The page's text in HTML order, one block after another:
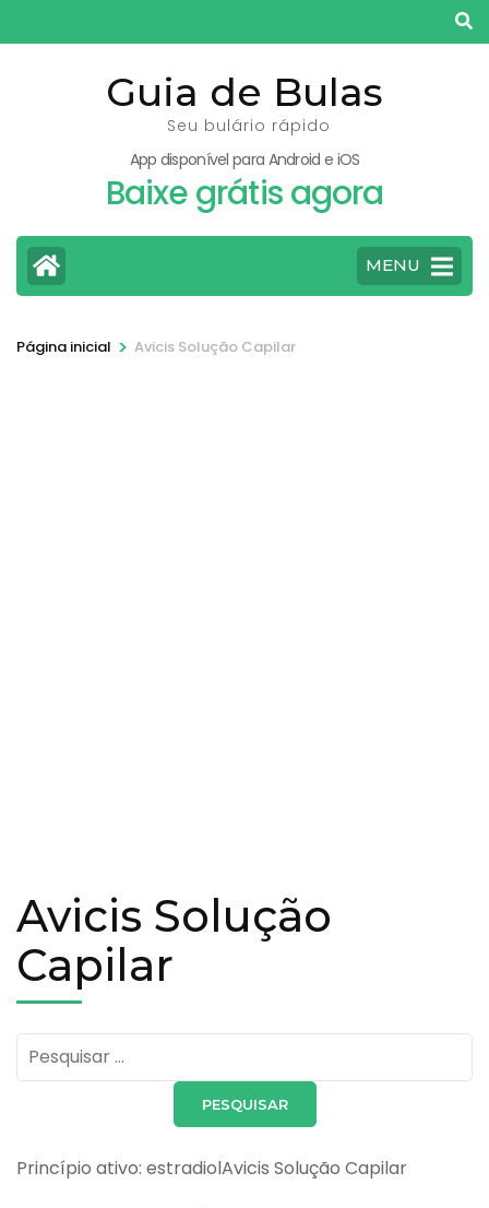
para
Guia de Bulas
Seu bulário rápido
App disponível para Android e iOS
Baixe grátis agora
MENU
Página inicial > Avicis Solução Capilar
Avicis Solução
Capilar
Pesquisar
por:
Princípio ativo: estradiolAvicis Solução Capilar